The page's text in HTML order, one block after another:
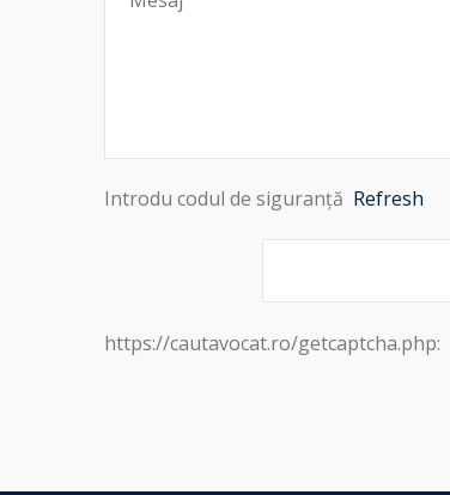
Introdu codul de siguranță Refresh
https://cautavocat.ro/getcaptcha.php: